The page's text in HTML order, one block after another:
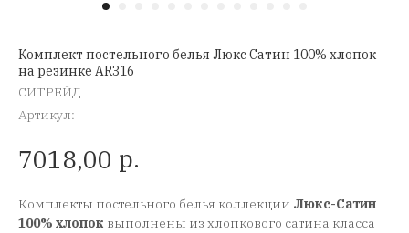
Комплект постельного белья Люкс Сатин 100% хлопок
на резинке AR316
СИТРЕЙД
Артикул:
7018,00 р.
Комплекты постельного белья коллекции Люкс-Сатин
100% хлопок выполнены из хлопкового сатина класса